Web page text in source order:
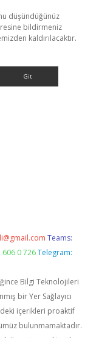
düşündüğünüz
bildirmeniz
kaldırılacaktır.
Teams:
0 726 Telegram:
Bilgi Teknolojileri
bir Yer Sağlayıcı
içerikleri proaktif
bulunmamaktadır.